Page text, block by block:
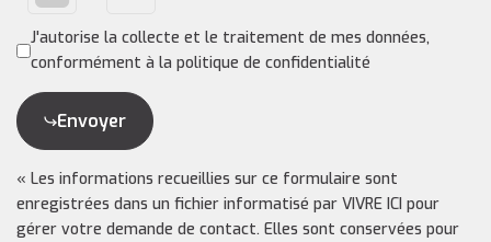
J'autorise la collecte et le traitement de mes données,
conformément à la politique de confidentialité
Envoyer
« Les informations recueillies sur ce formulaire sont
enregistrées dans un fichier informatisé par VIVRE ICI pour
gérer votre demande de contact. Elles sont conservées pour